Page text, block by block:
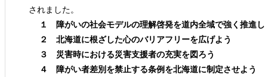
されました。
１ 障がいの社会モデルの理解啓発を道内全域で強く推進し
２ 北海道に根ざした心のバリアフリーを広げよう
３ 災害時における災害支援者の充実を図ろう
４ 障がい者差別を禁止する条例を北海道に制定させよう